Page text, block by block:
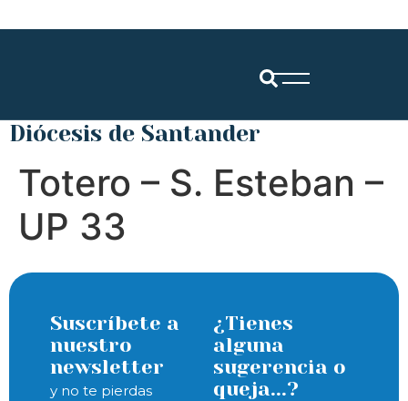
Diócesis de Santander
Totero – S. Esteban –
UP 33
Suscríbete a
nuestro
newsletter
y no te pierdas
¿Tienes
alguna
sugerencia o
queja...?